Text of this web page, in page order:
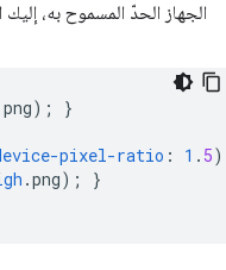
الجهاز الحدّ المسموح به،
png); }
pixel-ratio : 1 . 5)
.png);
}